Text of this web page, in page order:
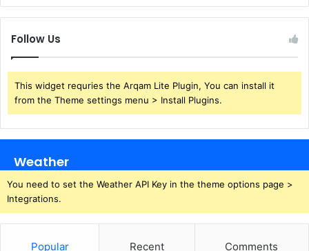
Follow Us
This widget requries the Arqam Lite Plugin, You can install it
from the Theme settings menu > Install Plugins.
Weather
You need to set the Weather API Key in the theme options page >
Integrations.
Popular Recent Comments